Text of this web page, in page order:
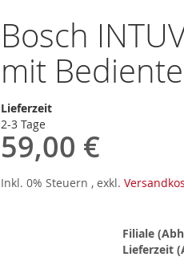
Bosch
mit
Lieferzeit
2-3 Tage
59,00 €
Inkl. 0% Steuern , exkl.
Mehr
Filiale
Lieferzeit